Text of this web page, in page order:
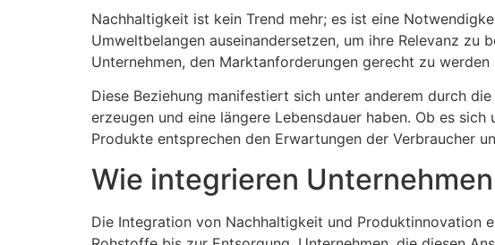
Nachhaltigkeit ist kein Trend mehr; es ist eine
Umweltbelangen auseinandersetzen, um ihre Relevanz
Unternehmen, den Marktanforderungen gerecht zu
Diese Beziehung manifestiert sich unter anderem durch
erzeugen und eine längere Lebensdauer haben. Ob es
Produkte entsprechen den Erwartungen der Verbraucher
Wie integrieren
Die Integration von Nachhaltigkeit und Produktinnovation